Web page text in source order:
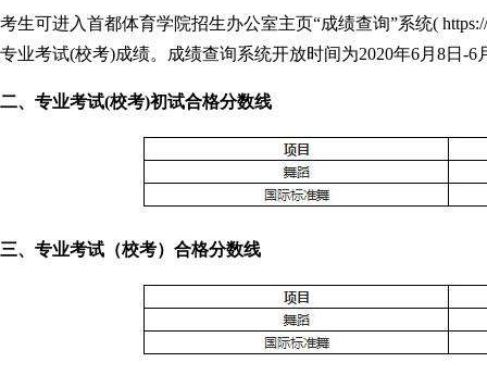
考生可进入首都体育学院招生办公室主页“成绩查询”系统(
专业考试(校考)成绩。成绩查询系统开放时间为2020年6月8日-6
二、专业考试(校考)初试合格分数线
三、专业考试（校考）合格分数线